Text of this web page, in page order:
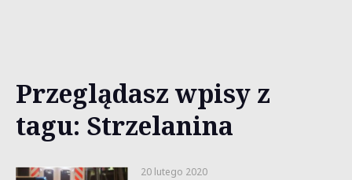
Przeglądasz wpisy z
tagu: Strzelanina
20 lutego 2020